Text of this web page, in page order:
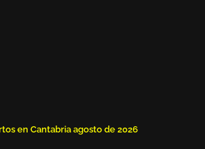
en Cantabria agosto de 2026